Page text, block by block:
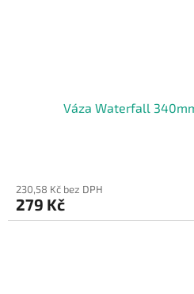
Váza Waterfall
230,58 Kč bez DPH
279 Kč